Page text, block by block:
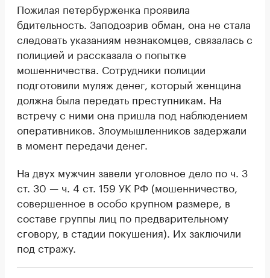
Пожилая петербурженка проявила
бдительность. Заподозрив обман, она не стала
следовать указаниям незнакомцев, связалась с
полицией и рассказала о попытке
мошенничества. Сотрудники полиции
подготовили муляж денег, который женщина
должна была передать преступникам. На
встречу с ними она пришла под наблюдением
оперативников. Злоумышленников задержали
в момент передачи денег.
На двух мужчин завели уголовное дело по ч. 3
ст. 30 — ч. 4 ст. 159 УК РФ (мошенничество,
совершенное в особо крупном размере, в
составе группы лиц по предварительному
сговору, в стадии покушения). Их заключили
под стражу.